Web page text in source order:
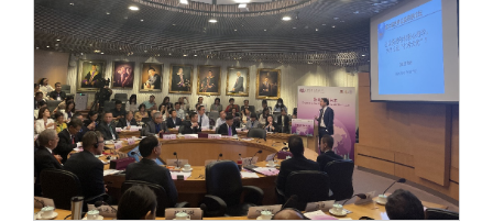
西南联大校友会
义工计划
新媒体平台
青春风采
校友文苑
校友讲坛
信息化服务
三创大赛
实用信息
总会简介
会长致辞
总会章程
关闭